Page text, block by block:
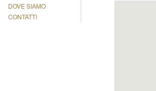
DOVE SIAMO
CONTATTI